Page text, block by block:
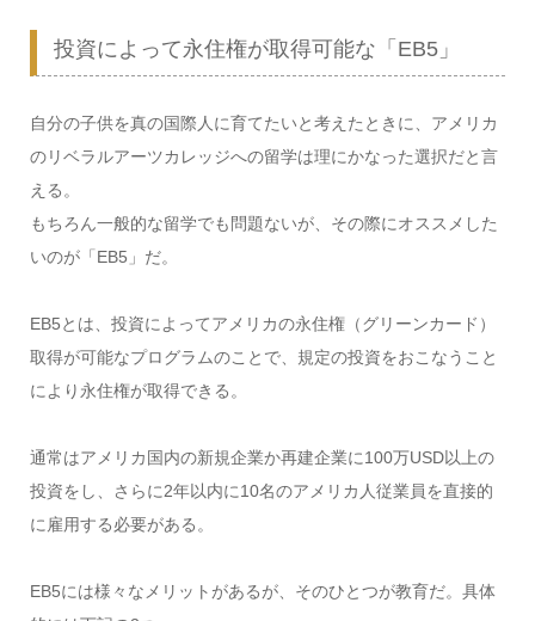
投資によって永住権が取得可能な「EB5」
自分の子供を真の国際人に育てたいと考えたときに、アメリカ
のリベラルアーツカレッジへの留学は理にかなった選択だと言
える。
もちろん一般的な留学でも問題ないが、その際にオススメした
いのが「EB5」だ。
EB5とは、投資によってアメリカの永住権（グリーンカード）
取得が可能なプログラムのことで、規定の投資をおこなうこと
により永住権が取得できる。
通常はアメリカ国内の新規企業か再建企業に100万USD以上の
投資をし、さらに2年以内に10名のアメリカ人従業員を直接的
に雇用する必要がある。
EB5には様々なメリットがあるが、そのひとつが教育だ。具体